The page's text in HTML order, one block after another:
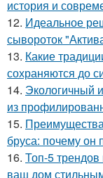
история и
12. Идеальное
сывороток
13. Какие
сохраняются до
14. Экологичный
из
15.
бруса: почему он
16. Топ-5 трендов
ваш дом